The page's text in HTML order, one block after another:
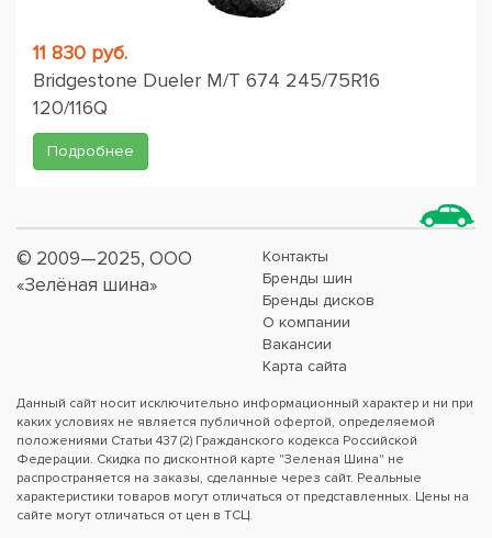
11 830 руб.
Bridgestone Dueler M/T 674 245/75R16
120/116Q
Подробнее
© 2009—2025, ООО
«Зелёная шина»
Контакты
Бренды шин
Бренды дисков
О компании
Вакансии
Карта сайта
Данный сайт носит исключительно информационный характер и ни при
каких условиях не является публичной офертой, определяемой
положениями Статьи 437 (2) Гражданского кодекса Российской
Федерации. Скидка по дисконтной карте "Зеленая Шина" не
распространяется на заказы, сделанные через сайт. Реальные
характеристики товаров могут отличаться от представленных. Цены на
сайте могут отличаться от цен в ТСЦ.